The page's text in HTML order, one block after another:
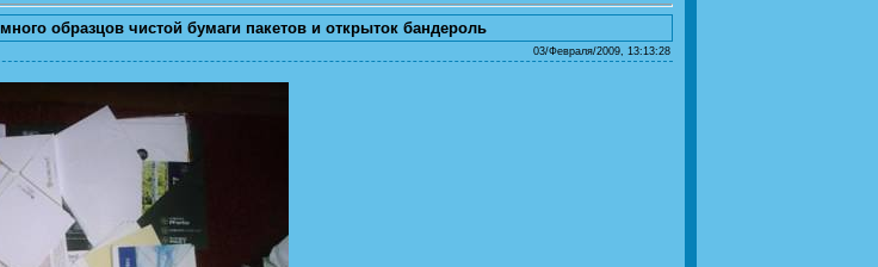
много образцов чистой бумаги пакетов и открыток бандероль
03/Февраля/2009, 13:13:28